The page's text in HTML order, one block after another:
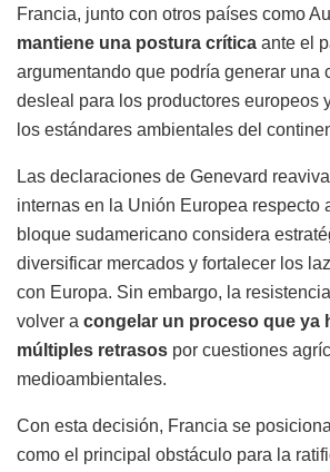
Francia, junto con otros países como
mantiene una postura crítica ante el
argumentando que podría generar una
desleal para los productores europeos
los estándares ambientales del
Las declaraciones de Genevard
internas en la Unión Europea respecto
bloque sudamericano considera
diversificar mercados y fortalecer los
con Europa. Sin embargo, la
volver a congelar un proceso que ya
múltiples retrasos por cuestiones
medioambientales.
Con esta decisión, Francia se
como el principal obstáculo para la